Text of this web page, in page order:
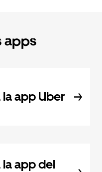
apps
app Uber
app del